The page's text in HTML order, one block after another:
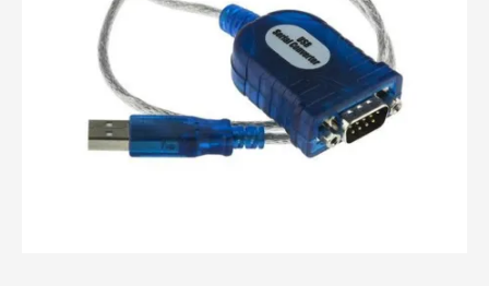
Accessoires pour montures
Têtes
Pièces détachées